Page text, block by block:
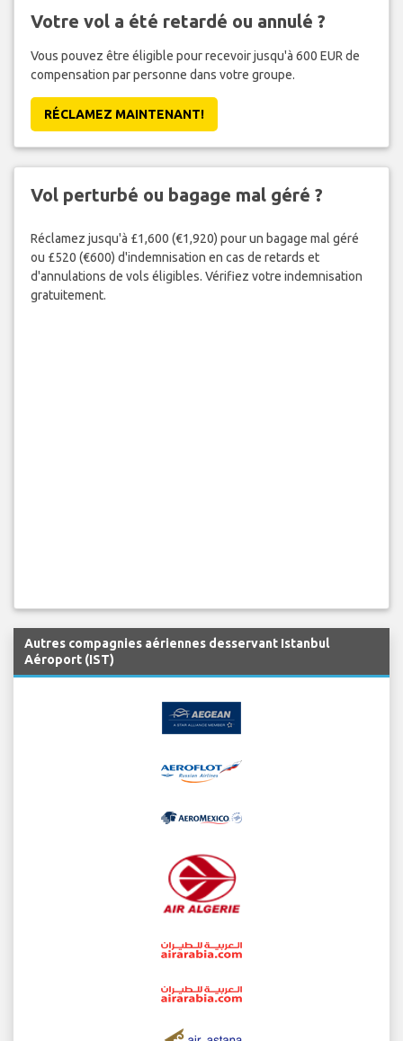
Votre vol a été retardé ou annulé ?
Vous pouvez être éligible pour recevoir jusqu'à 600 EUR de
compensation par personne dans votre groupe.
RÉCLAMEZ MAINTENANT!
Vol perturbé ou bagage mal géré ?
Réclamez jusqu'à £1,600 (€1,920) pour un bagage mal géré
ou £520 (€600) d'indemnisation en cas de retards et
d'annulations de vols éligibles. Vérifiez votre indemnisation
gratuitement.
Autres compagnies aériennes desservant Istanbul
Aéroport (IST)